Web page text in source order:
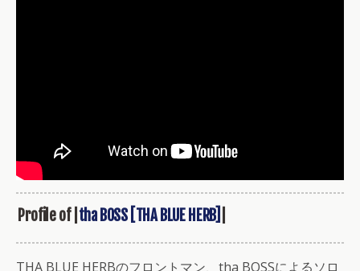
Profile of | tha BOSS [THA BLUE HERB]
THA BLUE HERBのフロントマン、tha BOSSによるソロ